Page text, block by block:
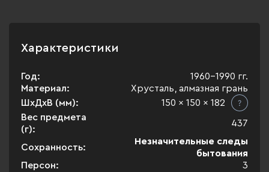
Характеристики
Год:
1960-1990 гг.
Материал:
Хрусталь, алмазная грань
ШхДхВ (мм):
150 x 150 x 182
Вес предмета
(г):
437
Сохранность:
Незначительные следы
бытования
Персон:
3